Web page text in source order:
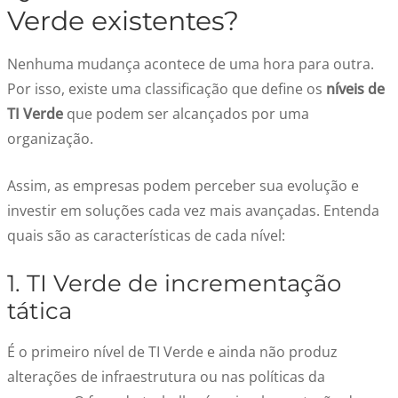
Verde existentes?
Nenhuma mudança acontece de uma hora para outra.
Por isso, existe uma classificação que define os níveis de
TI Verde que podem ser alcançados por uma
organização.
Assim, as empresas podem perceber sua evolução e
investir em soluções cada vez mais avançadas. Entenda
quais são as características de cada nível:
1. TI Verde de incrementação
tática
É o primeiro nível de TI Verde e ainda não produz
alterações de infraestrutura ou nas políticas da